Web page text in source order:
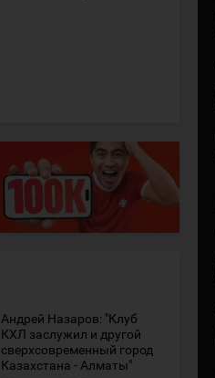
Андрей Назаров: "Клуб
КХЛ заслужил и другой
сверхсовременный город
Казахстана - Алматы"